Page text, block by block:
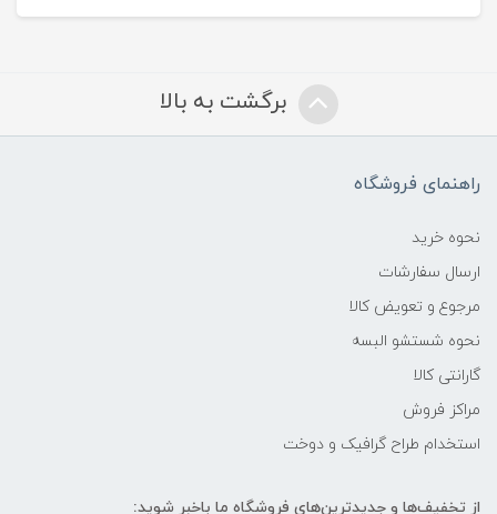
برگشت به بالا
راهنمای فروشگاه
نحوه خرید
ارسال سفارشات
مرجوع و تعویض کالا
نحوه شستشو البسه
گارانتی کالا
مراکز فروش
استخدام طراح گرافیک و دوخت
از تخفیف‌ها و جدیدترین‌های فروشگاه ما باخبر شوید: